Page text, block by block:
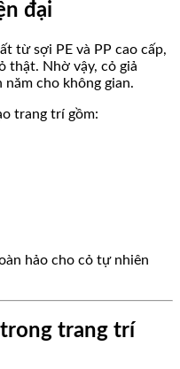
đại
từ sợi PE và PP cao cấp,
thật. Nhờ vậy, cỏ giả
năm cho không gian.
trang trí gồm:
hảo cho cỏ tự nhiên
trang trí